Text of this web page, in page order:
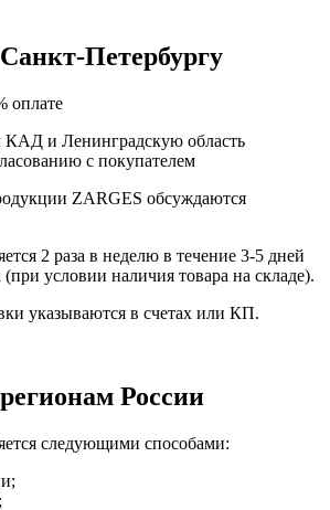
Петербургу
оплате
КАД и Ленинградскую область
с покупателем
ZARGES обсуждаются
2 раза в неделю в течение 3-5 дней
условии наличия товара на складе).
указываются в счетах или КП.
России
следующими способами: